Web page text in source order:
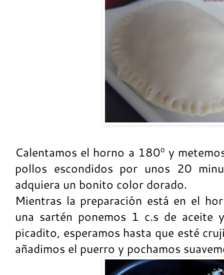
Calentamos el horno a 180º y
pollos escondidos por unos 20
adquiera un bonito color dorado.
Mientras la preparación está en el
una sartén ponemos 1 c.s de aceite
picadito, esperamos hasta que esté
añadimos el puerro y pochamos